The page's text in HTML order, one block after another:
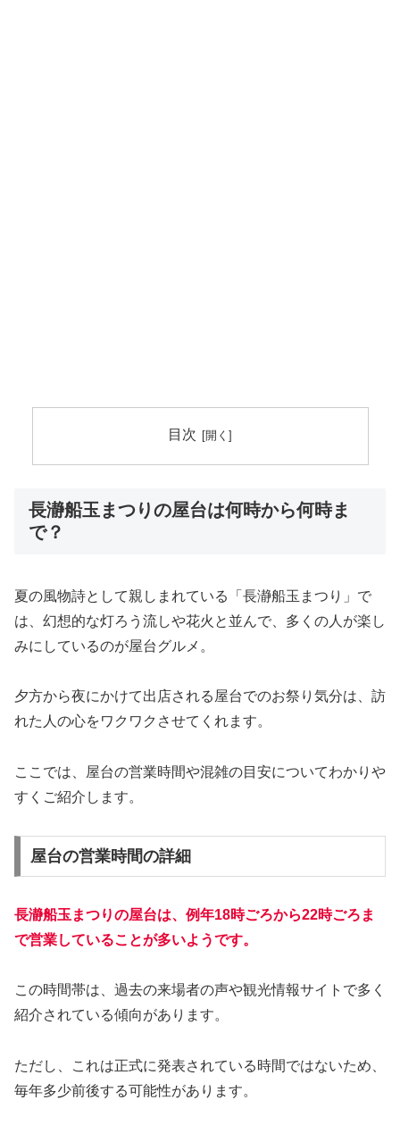
目次
長瀞船玉まつりの屋台は何時から何時ま
で？
夏の風物詩として親しまれている「長瀞船玉まつり」で
は、幻想的な灯ろう流しや花火と並んで、多くの人が楽し
みにしているのが屋台グルメ。
夕方から夜にかけて出店される屋台でのお祭り気分は、訪
れた人の心をワクワクさせてくれます。
ここでは、屋台の営業時間や混雑の目安についてわかりや
すくご紹介します。
屋台の営業時間の詳細
長瀞船玉まつりの屋台は、例年18時ごろから22時ごろま
で営業していることが多いようです。
この時間帯は、過去の来場者の声や観光情報サイトで多く
紹介されている傾向があります。
ただし、これは正式に発表されている時間ではないため、
毎年多少前後する可能性があります。